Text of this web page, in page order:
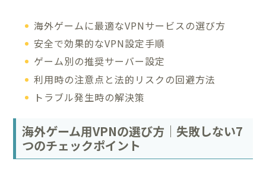
海外ゲームに最適なVPNサービスの選び方
安全で効果的なVPN設定手順
ゲーム別の推奨サーバー設定
利用時の注意点と法的リスクの回避方法
トラブル発生時の解決策
海外ゲーム用VPNの選び方｜失敗しない7
つのチェックポイント